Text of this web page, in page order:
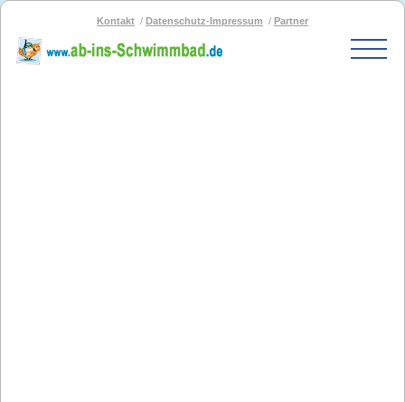
Kontakt Datenschutz-Impressum Partner